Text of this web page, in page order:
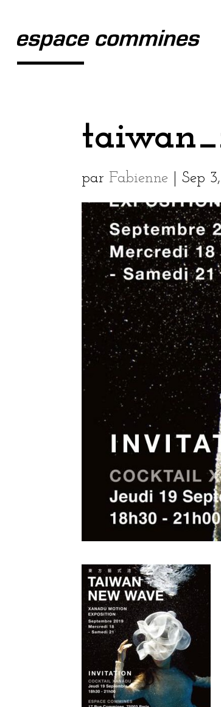
par Fabienne |Sep